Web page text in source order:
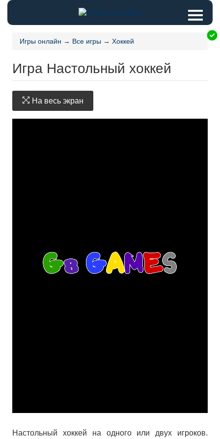
Игры онлайн → Все игры → Хоккей
Игра Настольный хоккей
На весь экран
Настольный хоккей на одного или двух игроков.